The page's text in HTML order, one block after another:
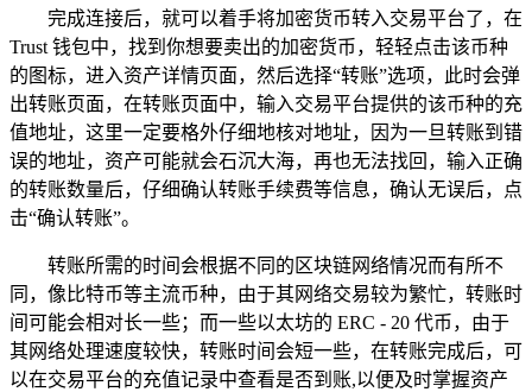
完成连接后，就可以着手将加密货币转入交易平台了，在
Trust 钱包中，找到你想要卖出的加密货币，轻轻点击该币种
的图标，进入资产详情页面，然后选择“转账”选项，此时会弹
出转账页面，在转账页面中，输入交易平台提供的该币种的充
值地址，这里一定要格外仔细地核对地址，因为一旦转账到错
误的地址，资产可能就会石沉大海，再也无法找回，输入正确
的转账数量后，仔细确认转账手续费等信息，确认无误后，点
击“确认转账”。
转账所需的时间会根据不同的区块链网络情况而有所不
同，像比特币等主流币种，由于其网络交易较为繁忙，转账时
间可能会相对长一些；而一些以太坊的 ERC - 20 代币，由于
其网络处理速度较快，转账时间会短一些，在转账完成后，可
以在交易平台的充值记录中查看是否到账,以便及时掌握资产